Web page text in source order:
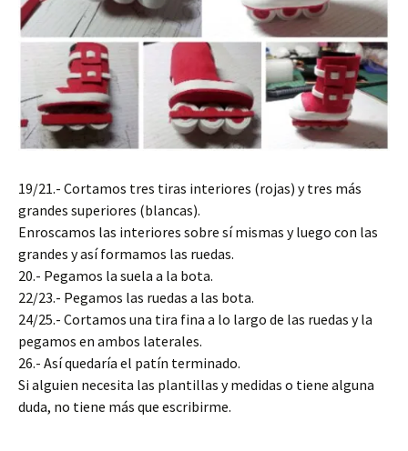
19/21.- Cortamos tres tiras interiores (rojas) y tres más
grandes superiores (blancas).
Enroscamos las interiores sobre sí mismas y luego con las
grandes y así formamos las ruedas.
20.- Pegamos la suela a la bota.
22/23.- Pegamos las ruedas a las bota.
24/25.- Cortamos una tira fina a lo largo de las ruedas y la
pegamos en ambos laterales.
26.- Así quedaría el patín terminado.
Si alguien necesita las plantillas y medidas o tiene alguna
duda, no tiene más que escribirme.